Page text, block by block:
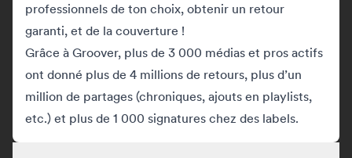
professionnels de ton choix, obtenir un retour
garanti, et de la couverture !
Grâce à Groover, plus de 3 000 médias et pros actifs
ont donné plus de 4 millions de retours, plus d’un
million de partages (chroniques, ajouts en playlists,
etc.) et plus de 1 000 signatures chez des labels.